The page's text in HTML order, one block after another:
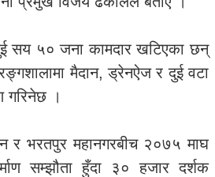
सय ५० जना कामदार खटिएका छन्
मैदान, ड्रेनऐज र दुई वटा
गरिनेछ ।
र भरतपुर महानगरबीच २०७५ माघ
सम्झौता हुँदा ३० हजार दर्शक